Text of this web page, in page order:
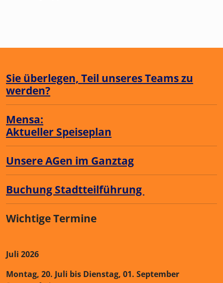
Sie überlegen, Teil unseres Teams zu
werden?
Mensa:
Aktueller Speiseplan
Unsere AGen im Ganztag
Buchung Stadtteilführung
Wichtige Termine
Juli 2026
Montag, 20. Juli bis Dienstag, 01. September